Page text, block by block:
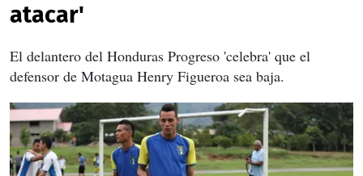
atacar'
El delantero del Honduras Progreso 'celebra' que el
defensor de Motagua Henry Figueroa sea baja.